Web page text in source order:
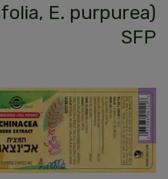
E. purpurea)
SFP